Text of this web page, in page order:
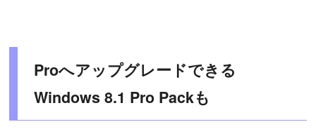
Proへアップグレードできる
Windows 8.1 Pro Packも